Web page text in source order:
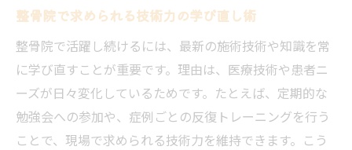
整骨院で求められる技術力の学び直し術
整骨院で活躍し続けるには、最新の施術技術や知識を常
に学び直すことが重要です。理由は、医療技術や患者ニ
ーズが日々変化しているためです。たとえば、定期的な
勉強会への参加や、症例ごとの反復トレーニングを行う
ことで、現場で求められる技術力を維持できます。こう